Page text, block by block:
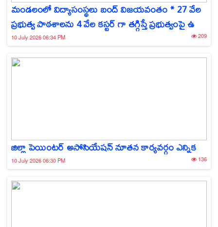
మండలంలో విద్యాసంస్థలు బంద్ విజయవంతం * 27 వేల
ప్రభుత్వ పాఠశాలను 4 వేల కస్టర్ గా తగ్గిస్తే ప్రభుత్వంపై ఉ
10 July 2026 06:34 PM 209
జిల్లా పెయింటర్ అసోసియేషన్ నూతన కార్యవర్గం ఎన్నిక
10 July 2026 06:30 PM 136